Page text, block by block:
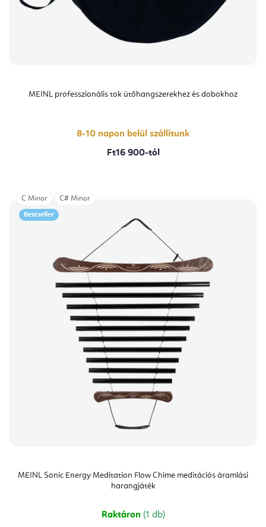
MEINL professzionális tok ütőhangszerekhez és dobokhoz
8-10 napon belül szállítunk
Ft16 900-tól
Bestseller
MEINL Sonic Energy Meditation Flow Chime meditációs áramlási
harangjáték
Raktáron (1 db)
C Minor C# Minor